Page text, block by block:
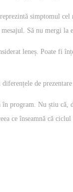
simptomul
Să nu mergi la
leneș. Poate fi
de
program. Nu știu că,
ce înseamnă că ciclul